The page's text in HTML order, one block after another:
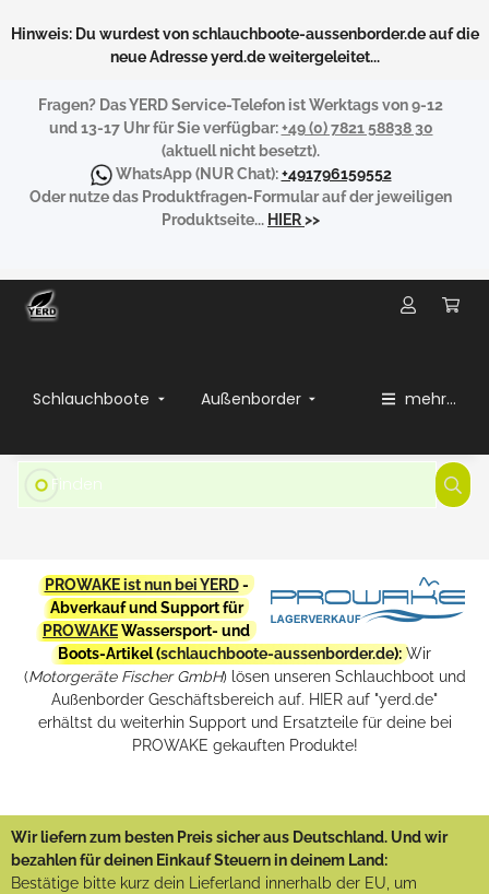
Hinweis: Du wurdest von schlauchboote-aussenborder.de auf die
neue Adresse yerd.de weitergeleitet...
Fragen? Das YERD Service-Telefon ist Werktags von 9-12
und 13-17 Uhr für Sie verfügbar:+49 (0) 7821 58838 30
(aktuell nicht besetzt).
WhatsApp(NUR Chat):+491796159552
Oder nutze das Produktfragen-Formular auf der jeweiligen
Produktseite... HIER>>
Schlauchboote Außenborder mehr...
PROWAKE ist nun bei YERD-
Abverkauf und Support für
PROWAKEWassersport- und
Boots-Artikel (schlauchboote-aussenborder.de): Wir
(Motorgeräte Fischer GmbH) lösen unseren Schlauchboot und
Außenborder Geschäftsbereich auf. HIER auf "yerd.de"
erhältst du weiterhin Support und Ersatzteile für deine bei
PROWAKE gekauften Produkte!
Wir liefern zum besten Preis sicher aus Deutschland. Und wir
bezahlen für deinen Einkauf Steuern in deinem Land:
Bestätige bitte kurz dein Lieferland innerhalb der EU, um